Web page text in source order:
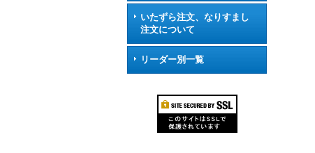
いたずら注文、なりすまし
注文について
リーダー別一覧